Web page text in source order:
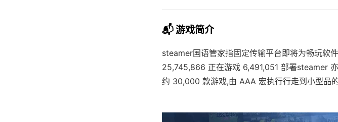
📬 游戏简介
steamer国语管家指固定传输平台即将为畅玩软
25,745,866 正在游戏 6,491,051 部署steamer
约 30,000 款游戏,由 AAA 宏执行行走到小型品